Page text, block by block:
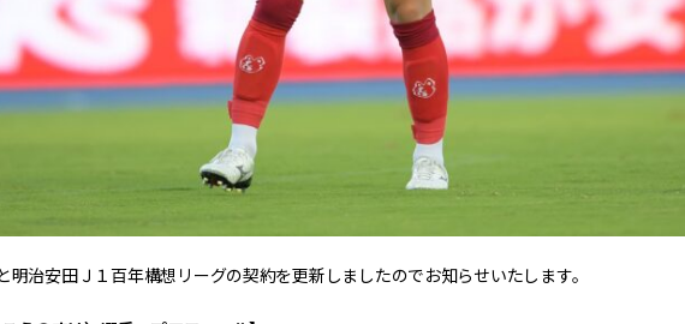
明治安田Ｊ１百年構想リーグの契約を更新しましたのでお知らせいたします。